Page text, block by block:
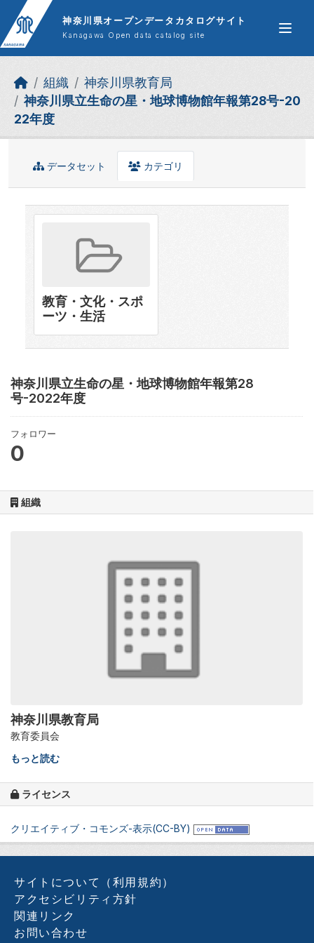
Skip to main content
神奈川県オープンデータカタログサイト
Kanagawa Open data catalog site
組織
神奈川県教育局
神奈川県立生命の星・地球博物館年報第28号-20
22年度
神奈川県立生命の星・地球博物館年報第28
号-2022年度
フォロワー
0
組織
神奈川県教育局
教育委員会
もっと読む
ライセンス
クリエイティブ・コモンズ-表示(CC-BY)
データセット カテゴリ
教育・文化・スポ
ーツ・生活
サイトについて（利用規約）
アクセシビリティ方針
関連リンク
お問い合わせ